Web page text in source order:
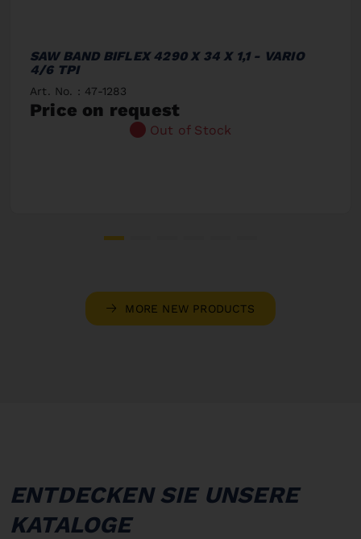
SAW BAND BIFLEX 4290 X 34 X 1,1 - VARIO
4/6 TPI
Art. No. : 47-1283
Price on request
Out of Stock
MORE NEW PRODUCTS
ENTDECKEN SIE UNSERE
KATALOGE